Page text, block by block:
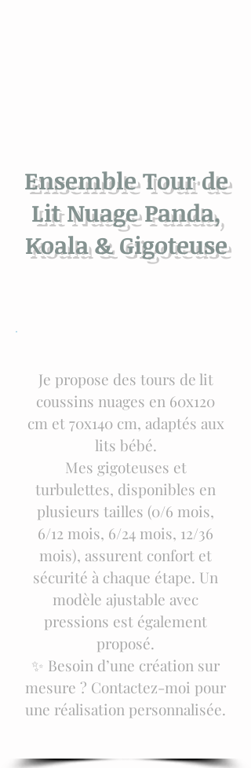
Ensemble Tour de
Lit Nuage Panda,
Koala & Gigoteuse
Je propose des tours de lit
coussins nuages en 60x120
cm et 70x140 cm, adaptés aux
lits bébé.
Mes gigoteuses et
turbulettes, disponibles en
plusieurs tailles (0/6 mois,
6/12 mois, 6/24 mois, 12/36
mois), assurent confort et
sécurité à chaque étape. Un
modèle ajustable avec
pressions est également
proposé.
✨ Besoin d’une création sur
mesure ? Contactez-moi pour
une réalisation personnalisée.